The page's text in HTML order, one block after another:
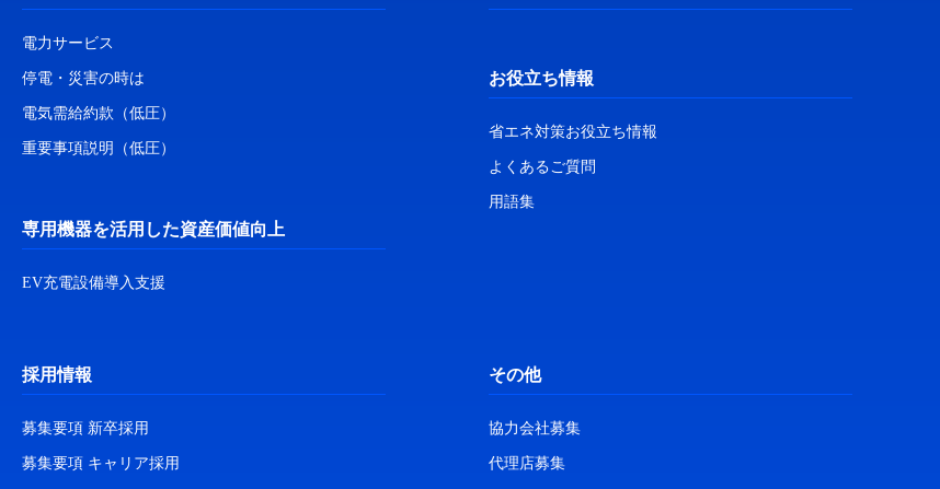
電力サービス
停電・災害の時は
電気需給約款（低圧）
重要事項説明（低圧）
専用機器を活用した資産価値向上
EV充電設備導入支援
お役立ち情報
省エネ対策お役立ち情報
よくあるご質問
用語集
採用情報
募集要項 新卒採用
募集要項 キャリア採用
その他
協力会社募集
代理店募集